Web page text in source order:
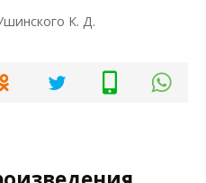
К. Д.